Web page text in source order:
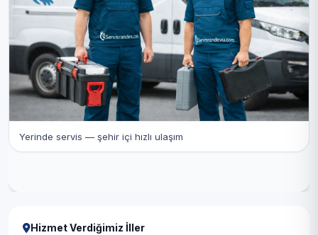
Yerinde servis — şehir içi hızlı ulaşım
Hizmet Verdiğimiz İller